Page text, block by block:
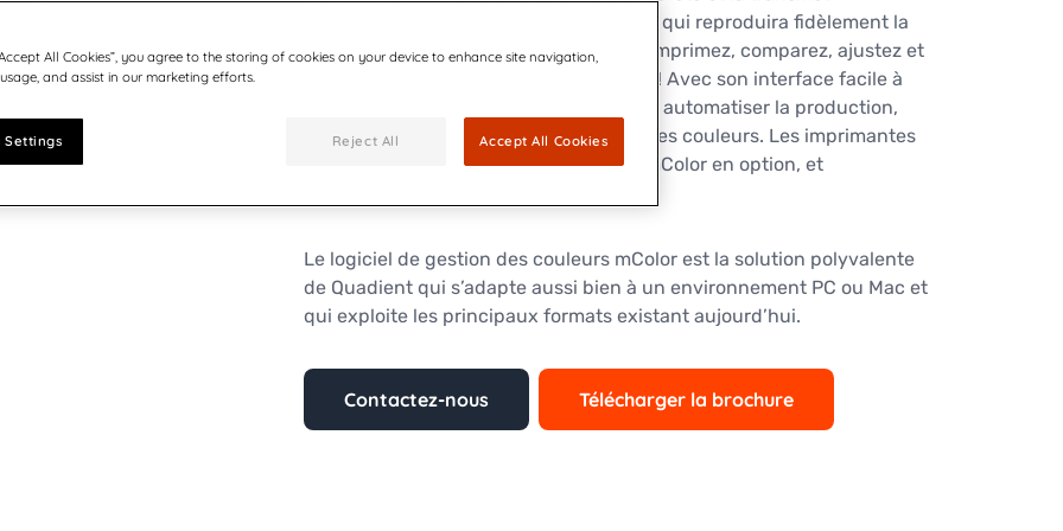
directement à l’imprimante d’adressage qui reproduira fidèlement la
couleur autant de fois que nécessaire. Imprimez, comparez, ajustez et
rendez vos communications éclatantes ! Avec son interface facile à
utiliser, mColor regroupe des outils pour automatiser la production,
gérer les tâches et contrôler la qualité des couleurs. Les imprimantes
AS-970C et MACH 6 sont équipées de mColor en option, et
Le logiciel de gestion des couleurs mColor est la solution polyvalente
de Quadient qui s’adapte aussi bien à un environnement PC ou Mac et
qui exploite les principaux formats existant aujourd’hui.
Contactez-nous Télécharger la brochure
All Cookies”, you agree to the storing of cookies on your device to enhance site navigation,
and assist in our marketing efforts.
Settings Reject All Accept All Cookies